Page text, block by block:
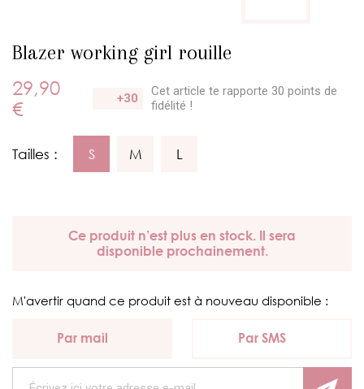
Blazer working girl rouille
29,90
€
+30 Cet article te rapporte 30 points de
fidélité !
Tailles : S M L
Ce produit n’est plus en stock. Il sera
disponible prochainement.
M'avertir quand ce produit est à nouveau disponible :
Par mail Par SMS